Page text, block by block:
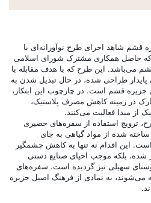
قشم شاهد اجرای طرح نوآورانه‌ای با
حاصل همکاری مشترک شورای اسلامی
می‌باشد. این طرح که با هدف مقابله با
طراحی شده، در حال تبدیل شدن به
جزیره قشم است. در چارچوب این ابتکار،
در زمینه کاهش مصرف پلاستیک،
از مبدا فعالیت می‌کنند.
ترویج استفاده از سفره‌های حصیری
شده از مواد گیاهی به جای
این اقدام نه تنها به کاهش چشمگیر
شده، بلکه موجب احیای صنایع دستی
سهیلی نیز گردیده است. سفره‌های
می‌شوند، به نمادی از فرهنگ اصیل جزیره